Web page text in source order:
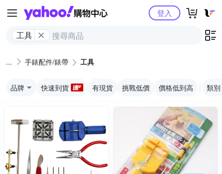
Yahoo購物中心
工具
登入
手錶配件/錶帶 工具
品牌 快速到貨 有現貨 挑戰低價 價格低到高 類別